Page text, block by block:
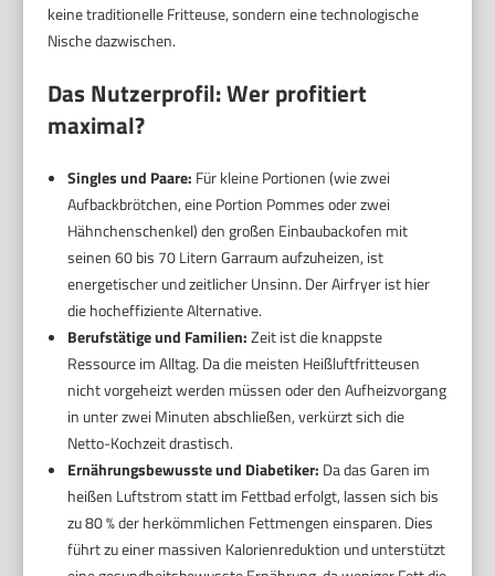
keine traditionelle Fritteuse, sondern eine technologische
Nische dazwischen.
Das Nutzerprofil: Wer profitiert
maximal?
Singles und Paare: Für kleine Portionen (wie zwei
Aufbackbrötchen, eine Portion Pommes oder zwei
Hähnchenschenkel) den großen Einbaubackofen mit
seinen 60 bis 70 Litern Garraum aufzuheizen, ist
energetischer und zeitlicher Unsinn. Der Airfryer ist hier
die hocheffiziente Alternative.
Berufstätige und Familien:Zeit ist die knappste
Ressource im Alltag. Da die meisten Heißluftfritteusen
nicht vorgeheizt werden müssen oder den Aufheizvorgang
in unter zwei Minuten abschließen, verkürzt sich die
Netto-Kochzeit drastisch.
Ernährungsbewusste und Diabetiker: Da das Garen im
heißen Luftstrom statt im Fettbad erfolgt, lassen sich bis
zu 80 % der herkömmlichen Fettmengen einsparen. Dies
führt zu einer massiven Kalorienreduktion und unterstützt